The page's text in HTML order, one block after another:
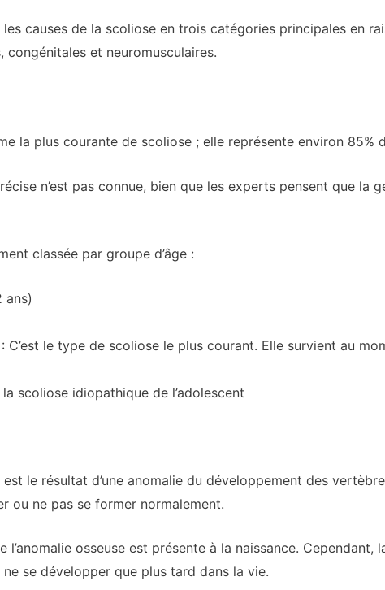
causes de la scoliose en trois catégories principales en
congénitales et neuromusculaires.
la plus courante de scoliose ; elle représente environ 85%
n’est pas connue, bien que les experts pensent que la
classée par groupe d’âge :
ans)
C’est le type de scoliose le plus courant. Elle survient au
scoliose idiopathique de l’adolescent
le résultat d’une anomalie du développement des
ou ne pas se former normalement.
osseuse est présente à la naissance. Cependant,
se développer que plus tard dans la vie.